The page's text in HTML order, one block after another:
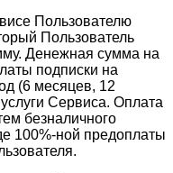
Пользователю
Пользователь
Денежная сумма на
подписки на
(6 месяцев, 12
Сервиса. Оплата
безналичного
100%-ной предоплаты